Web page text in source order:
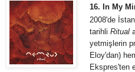
16. In My
2008'de
tarihli Ritual
yetmişlerin
Eloy'dan)
Ekspres'ten